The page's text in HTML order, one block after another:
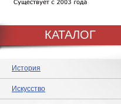
КАТАЛОГ
История
Искусство